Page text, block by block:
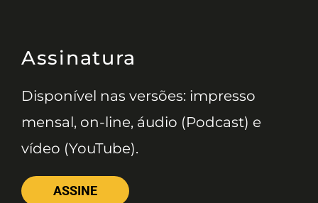
Assinatura
Disponível nas versões: impresso
mensal, on-line, áudio (Podcast) e
vídeo (YouTube).
ASSINE